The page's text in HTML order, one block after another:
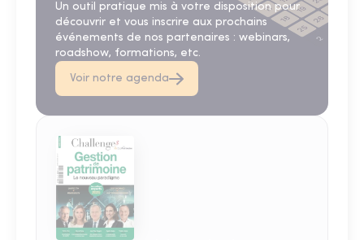
Un outil pratique mis à votre disposition pour
découvrir et vous inscrire aux prochains
événements de nos partenaires : webinars,
roadshow, formations, etc.
Voir notre agenda